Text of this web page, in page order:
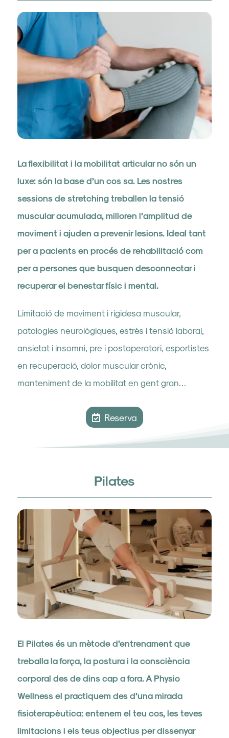
La flexibilitat i la mobilitat articular no són un
luxe: són la base d’un cos sa. Les nostres
sessions de stretching treballen la tensió
muscular acumulada, milloren l’amplitud de
moviment i ajuden a prevenir lesions. Ideal tant
per a pacients en procés de rehabilitació com
per a persones que busquen desconnectar i
recuperar el benestar físic i mental.
Limitació de moviment i rigidesa muscular,
patologies neurològiques, estrès i tensió laboral,
ansietat i insomni, pre i postoperatori, esportistes
en recuperació, dolor muscular crònic,
manteniment de la mobilitat en gent gran…
Reserva
Pilates
El Pilates és un mètode d’entrenament que
treballa la força, la postura i la consciència
corporal des de dins cap a fora. A Physio
Wellness el practiquem des d’una mirada
fisioterapèutica: entenem el teu cos, les teves
limitacions i els teus objectius per dissenyar